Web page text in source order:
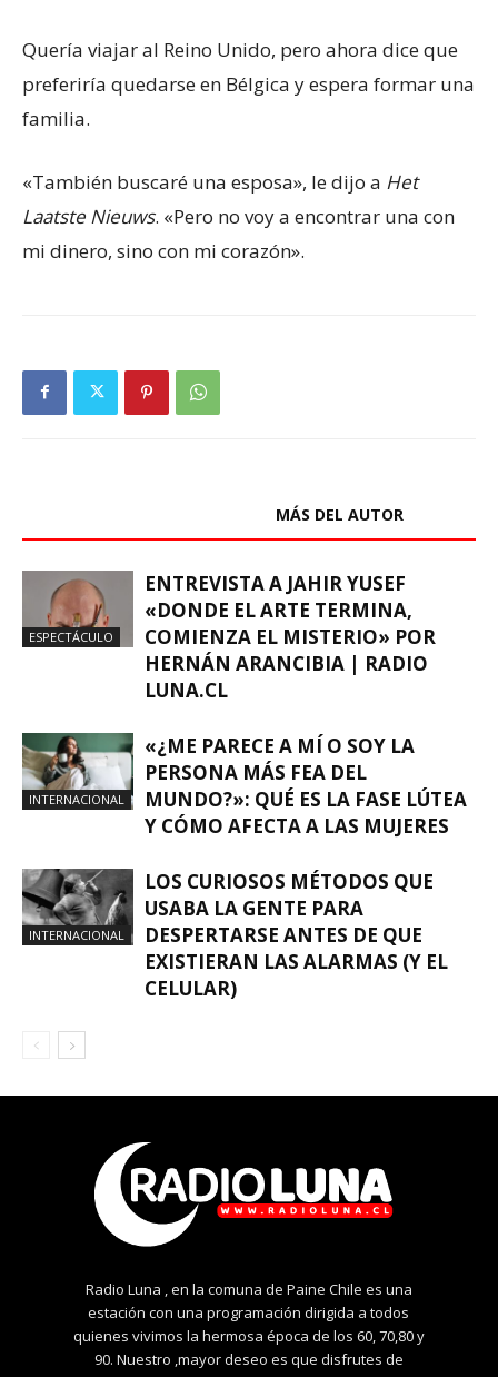
Quería viajar al Reino Unido, pero ahora dice que
preferiría quedarse en Bélgica y espera formar una
familia.
«También buscaré una esposa», le dijo a Het
Laatste Nieuws. «Pero no voy a encontrar una con
mi dinero, sino con mi corazón».
MÁS DEL AUTOR
ESPECTÁCULO
ENTREVISTA A JAHIR YUSEF
«DONDE EL ARTE TERMINA,
COMIENZA EL MISTERIO» POR
HERNÁN ARANCIBIA | RADIO
LUNA.CL
INTERNACIONAL
«¿ME PARECE A MÍ O SOY LA
PERSONA MÁS FEA DEL
MUNDO?»: QUÉ ES LA FASE LÚTEA
Y CÓMO AFECTA A LAS MUJERES
INTERNACIONAL
LOS CURIOSOS MÉTODOS QUE
USABA LA GENTE PARA
DESPERTARSE ANTES DE QUE
EXISTIERAN LAS ALARMAS (Y EL
CELULAR)
Radio Luna , en la comuna de Paine Chile es una
estación con una programación dirigida a todos
quienes vivimos la hermosa época de los 60, 70,80 y
90. Nuestro ,mayor deseo es que disfrutes de